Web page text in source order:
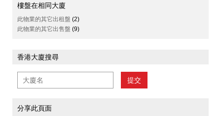
樓盤在相同大廈
此物業的其它出租盤 (2)
此物業的其它出售盤 (9)
香港大廈搜尋
提交
分享此頁面